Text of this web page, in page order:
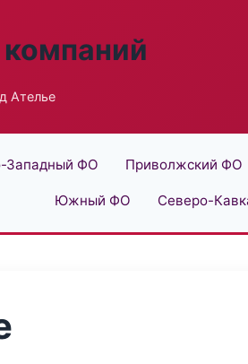
Ателье
Западный ФО Приволжский ФО
Южный ФО Северо-